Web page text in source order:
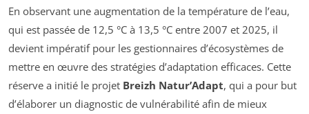
En observant une augmentation de la température de l’eau,
qui est passée de 12,5 °C à 13,5 °C entre 2007 et 2025, il
devient impératif pour les gestionnaires d’écosystèmes de
mettre en œuvre des stratégies d’adaptation efficaces. Cette
réserve a initié le projet Breizh Natur’Adapt, qui a pour but
d’élaborer un diagnostic de vulnérabilité afin de mieux